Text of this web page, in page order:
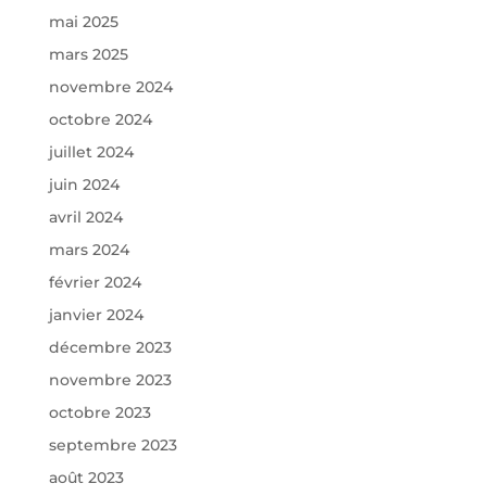
mai 2025
mars 2025
novembre 2024
octobre 2024
juillet 2024
juin 2024
avril 2024
mars 2024
février 2024
janvier 2024
décembre 2023
novembre 2023
octobre 2023
septembre 2023
août 2023